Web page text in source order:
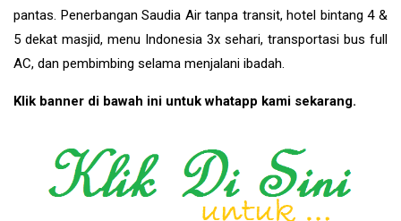
pantas. Penerbangan Saudia Air tanpa transit, hotel bintang 4 &
5 dekat masjid, menu Indonesia 3x sehari, transportasi bus full
AC, dan pembimbing selama menjalani ibadah.
Klik banner di bawah ini untuk whatapp kami sekarang.